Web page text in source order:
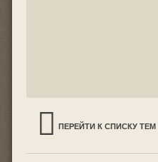
ПЕРЕЙТИ К СПИСКУ ТЕМ